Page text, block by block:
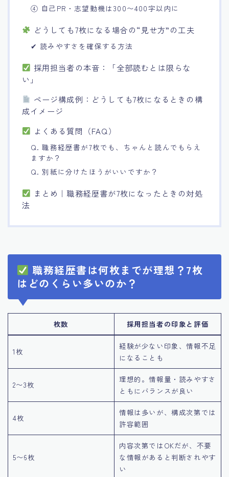
④ 自己PR・志望動機は300〜400字以内に
どうしても7枚になる場合の“見せ方”の工夫
✔ 読みやすさを確保する方法
採用担当者の本音：「全部読むとは限らな
い」
ページ構成例：どうしても7枚になるときの構
成イメージ
よくある質問（FAQ）
Q. 職務経歴書が7枚でも、ちゃんと読んでもらえ
ますか？
Q. 別紙に分けたほうがいいですか？
まとめ｜職務経歴書が7枚になったときの対処
法
職務経歴書は何枚までが理想？7枚
はどのくらい多いのか？
枚数 採用担当者の印象と評価
1枚
経験が少ない印象、情報不足
になることも
2〜3枚
理想的。情報量・読みやすさ
ともにバランスが良い
4枚
情報は多いが、構成次第では
許容範囲
5〜6枚
内容次第ではOKだが、不要
な情報があると判断されやす
い